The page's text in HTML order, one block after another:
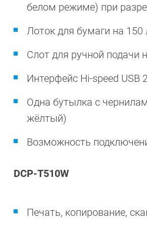
белом режиме) при
Лоток для бумаги на 150
Слот для ручной подачи
Интерфейс Hi-speed USB
Одна бутылка с
жёлтый)
Возможность
DCP-T510W
Печать, копирование,